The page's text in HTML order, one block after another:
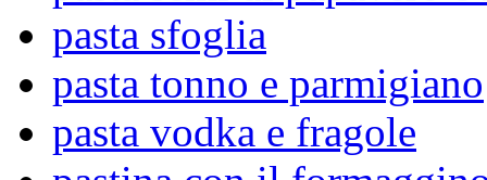
pasta sfoglia
pasta tonno e parmigiano
pasta vodka e fragole